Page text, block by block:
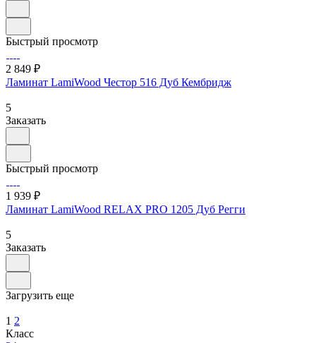
Быстрый просмотр
2 849 ₽
Ламинат LamiWood Честор 516 Дуб Кембридж
5
Заказать
Быстрый просмотр
1 939 ₽
Ламинат LamiWood RELAX PRO 1205 Дуб Регги
5
Заказать
Загрузить еще
1 2
Класс